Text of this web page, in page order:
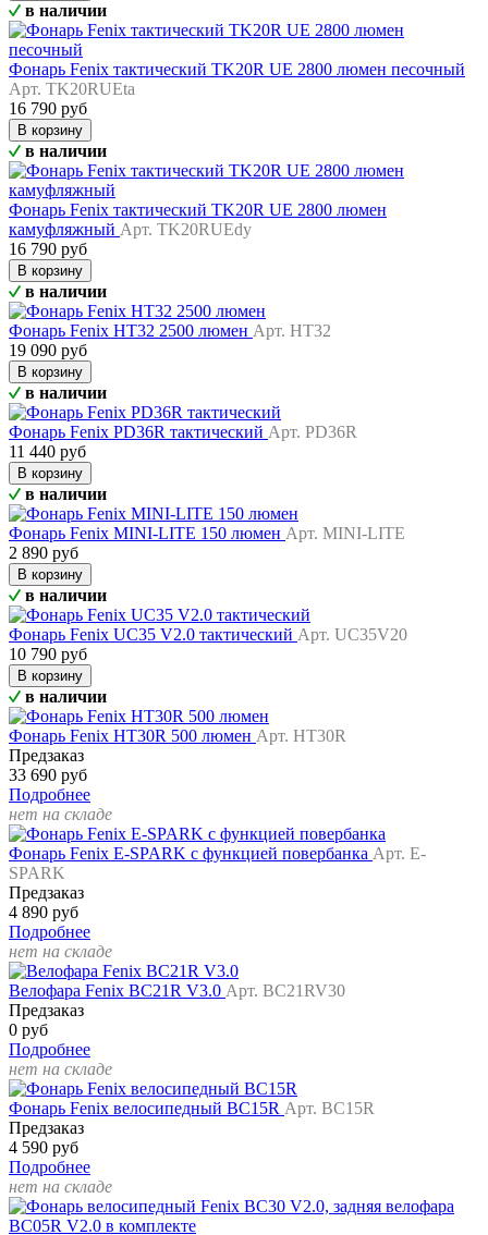
в наличии
Фонарь Fenix тактический TK20R UE 2800 люмен песочный
Арт. TK20RUEta
16 790 руб
В корзину
в наличии
Фонарь Fenix тактический TK20R UE 2800 люмен
камуфляжный Арт. TK20RUEdy
16 790 руб
В корзину
в наличии
Фонарь Fenix HT32 2500 люмен Арт. HT32
19 090 руб
В корзину
в наличии
Фонарь Fenix PD36R тактический Арт. PD36R
11 440 руб
В корзину
в наличии
Фонарь Fenix MINI-LITE 150 люмен Арт. MINI-LITE
2 890 руб
В корзину
в наличии
Фонарь Fenix UC35 V2.0 тактический Арт. UC35V20
10 790 руб
В корзину
в наличии
Фонарь Fenix HT30R 500 люмен Арт. HT30R
Предзаказ
33 690 руб
Подробнее
нет на складе
Фонарь Fenix E-SPARK с функцией повербанка Арт. E-
SPARK
Предзаказ
4 890 руб
Подробнее
нет на складе
Велофара Fenix BC21R V3.0 Арт. BC21RV30
Предзаказ
0 руб
Подробнее
нет на складе
Фонарь Fenix велосипедный BC15R Арт. BC15R
Предзаказ
4 590 руб
Подробнее
нет на складе